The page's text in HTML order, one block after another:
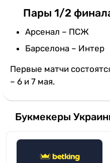
Пары 1/2
Арсенал – ПСЖ
Барселона – Интер
Первые матчи
– 6 и 7 мая.
Букмекеры